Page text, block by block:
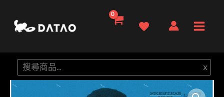
要
Menu
搜
尋
x